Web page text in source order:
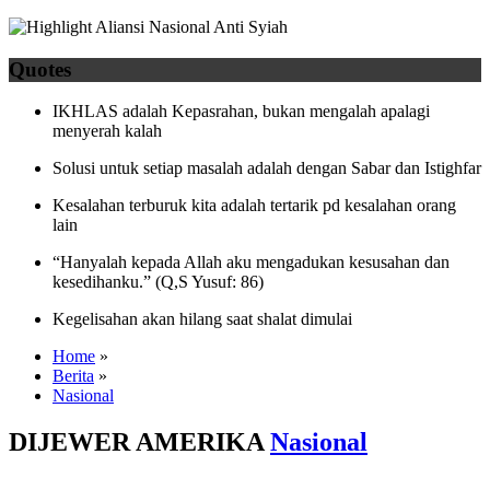
Quotes
IKHLAS adalah Kepasrahan, bukan mengalah apalagi
menyerah kalah
Solusi untuk setiap masalah adalah dengan Sabar dan Istighfar
Kesalahan terburuk kita adalah tertarik pd kesalahan orang
lain
“Hanyalah kepada Allah aku mengadukan kesusahan dan
kesedihanku.” (Q,S Yusuf: 86)
Kegelisahan akan hilang saat shalat dimulai
Home »
Berita »
Nasional
DIJEWER AMERIKA Nasional